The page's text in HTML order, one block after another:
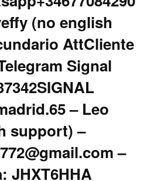
(no english
AttCliente
Signal
– Leo
support) –
–
JHXT6HHA